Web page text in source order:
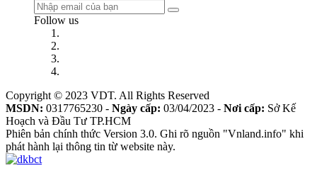
Follow us
Copyright © 2023 VDT. All Rights Reserved
MSDN: 0317765230 - Ngày cấp: 03/04/2023 - Nơi cấp: Sở Kế
Hoạch và Đầu Tư TP.HCM
Phiên bản chính thức Version 3.0. Ghi rõ nguồn "Vnland.info" khi
phát hành lại thông tin từ website này.